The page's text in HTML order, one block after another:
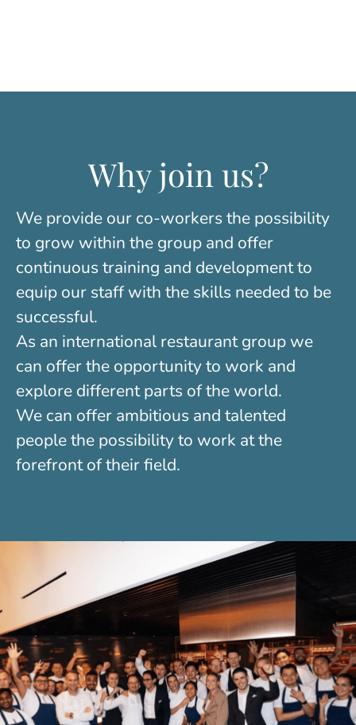
Why join us?
We provide our co-workers the possibility
to grow within the group and offer
continuous training and development to
equip our staff with the skills needed to be
successful.
As an international restaurant group we
can offer the opportunity to work and
explore different parts of the world.
We can offer ambitious and talented
people the possibility to work at the
forefront of their field.